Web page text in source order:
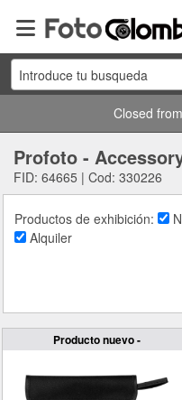
Introduce tu busqueda
Closed
Profoto -
FID: 64665 | Cod: 330226
Productos de exhibición:
Alquiler
Producto nuevo -